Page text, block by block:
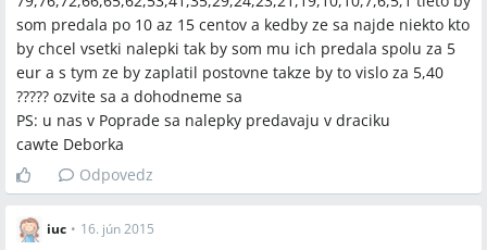
som predala po 10 az 15 centov a kedby ze sa najde niekto kto
by chcel vsetki nalepki tak by som mu ich predala spolu za 5
eur a s tym ze by zaplatil postovne takze by to vislo za 5,40
????? ozvite sa a dohodneme sa
PS: u nas v Poprade sa nalepky predavaju v draciku
cawte Deborka
Odpovedz
iuc • 16. jún 2015